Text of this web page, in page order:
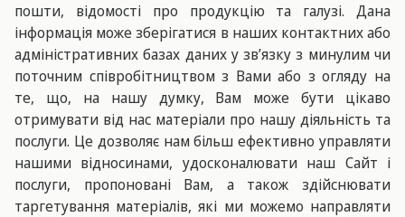
пошти, відомості про продукцію та галузі. Дана
інформація може зберігатися в наших контактних або
адміністративних базах даних у зв’язку з минулим чи
поточним співробітництвом з Вами або з огляду на
те, що, на нашу думку, Вам може бути цікаво
отримувати від нас матеріали про нашу діяльність та
послуги. Це дозволяє нам більш ефективно управляти
нашими відносинами, удосконалювати наш Сайт і
послуги, пропоновані Вам, а також здійснювати
таргетування матеріалів, які ми можемо направляти